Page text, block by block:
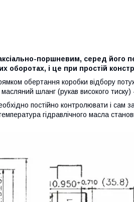
поршневим, серед його
оборотах, і це при простій
обертання коробки відбору
шланг (рукав високого
постійно контролювати і сам
гідравлічного масла